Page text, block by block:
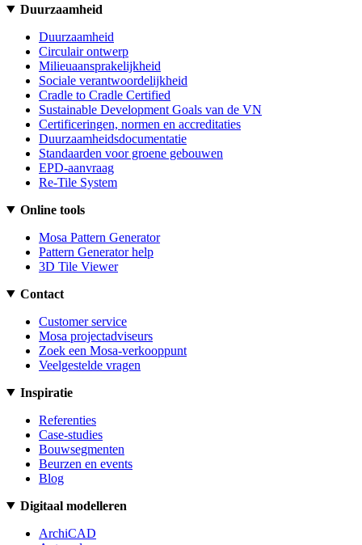
Duurzaamheid
Duurzaamheid
Circulair ontwerp
Milieuaansprakelijkheid
Sociale verantwoordelijkheid
Cradle to Cradle Certified
Sustainable Development Goals van de VN
Certificeringen, normen en accreditaties
Duurzaamheidsdocumentatie
Standaarden voor groene gebouwen
EPD-aanvraag
Re-Tile System
Online tools
Mosa Pattern Generator
Pattern Generator help
3D Tile Viewer
Contact
Customer service
Mosa projectadviseurs
Zoek een Mosa-verkooppunt
Veelgestelde vragen
Inspiratie
Referenties
Case-studies
Bouwsegmenten
Beurzen en events
Blog
Digitaal modelleren
ArchiCAD